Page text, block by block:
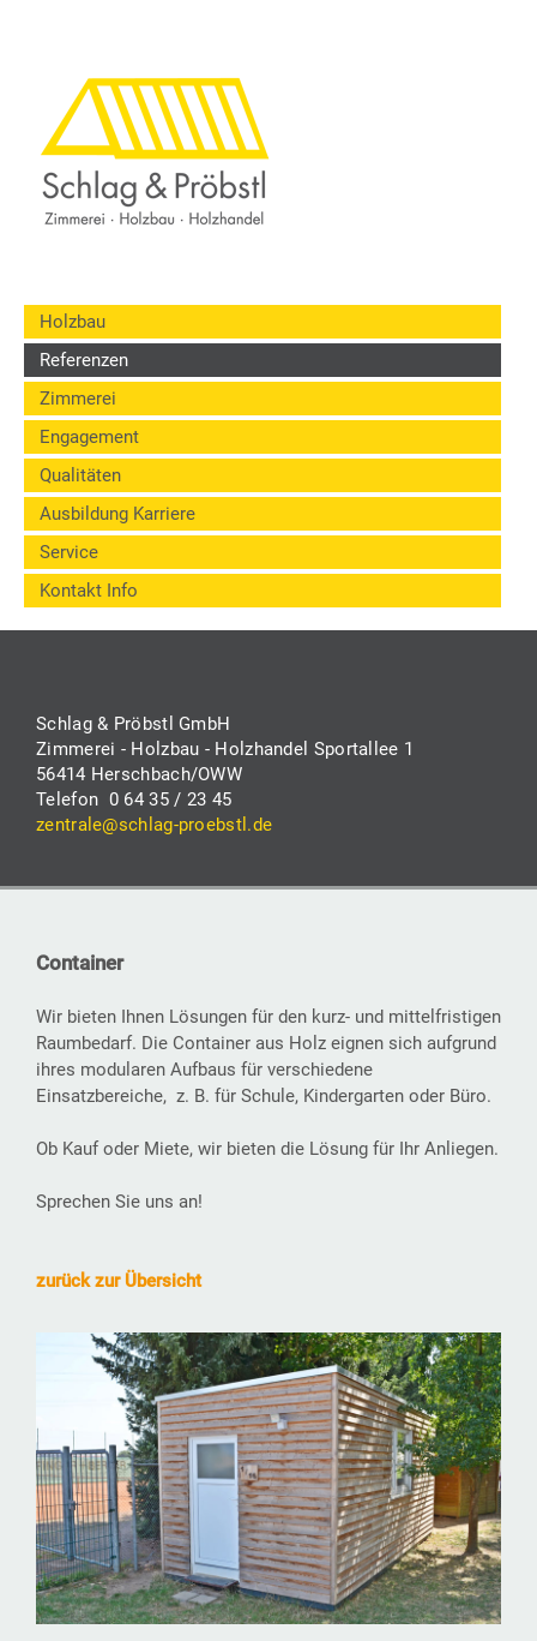
Holzbau
Referenzen
Zimmerei
Engagement
Qualitäten
Ausbildung Karriere
Service
Kontakt Info
Schlag & Pröbstl GmbH
Zimmerei - Holzbau - Holzhandel Sportallee 1
56414 Herschbach/OWW
Telefon 0 64 35 / 23 45
zentrale@schlag-proebstl.de
Container
Wir bieten Ihnen Lösungen für den kurz- und mittelfristigen
Raumbedarf. Die Container aus Holz eignen sich aufgrund
ihres modularen Aufbaus für verschiedene
Einsatzbereiche, z. B. für Schule, Kindergarten oder Büro.
Ob Kauf oder Miete, wir bieten die Lösung für Ihr Anliegen.
Sprechen Sie uns an!
zurück zur Übersicht